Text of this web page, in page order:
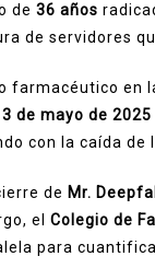
de 36 años
de servidores
farmacéutico en
de mayo de 2025
con la caída
de Mr.
el Colegio de
para